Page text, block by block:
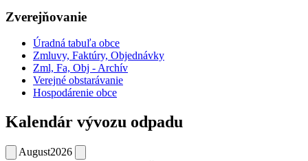
Zverejňovanie
Úradná tabuľa obce
Zmluvy, Faktúry, Objednávky
Zml, Fa, Obj - Archív
Verejné obstarávanie
Hospodárenie obce
Kalendár vývozu odpadu
August2026